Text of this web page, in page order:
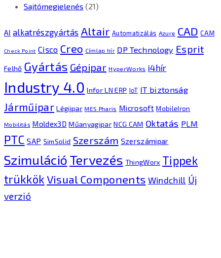
Sajtómegjelenés (21)
AI alkatrészgyártás Altair Automatizálás Azure CAD CAM
Check Point Cisco Creo Címlap hír DP Technology Esprit
Felhő Gyártás Gépipar HyperWorks i4hír
Industry 4.0 Infor LN ERP IoT IT biztonság
Járműipar Légiipar MES Pharis Microsoft MobileIron
Mobilitás Moldex3D Műanyagipar NCG CAM Oktatás PLM
PTC SAP SimSolid Szerszám Szerszámipar
Szimuláció Tervezés ThingWorx Tippek
trükkök Visual Components Windchill Új
verzió